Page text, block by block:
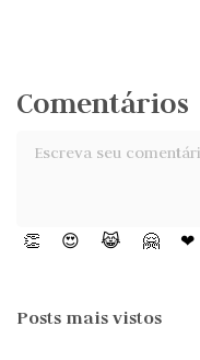
Comentários
👏 😍 😹 🤗 ❤
Posts mais vistos